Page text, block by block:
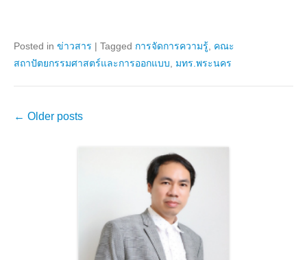
Posted in ข่าวสาร | Tagged การจัดการความรู้
คณะ
สถาปัตยกรรมศาสตร์และการออกแบบ มทร.พระนคร
Post
← Older posts